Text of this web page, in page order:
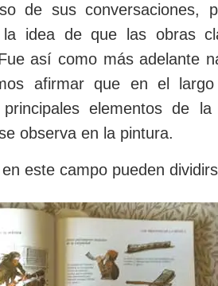
de sus conversaciones,
la idea de que las obras
así como más adelante
afirmar que en el
elementos de
observa en la pintura.
este campo pueden